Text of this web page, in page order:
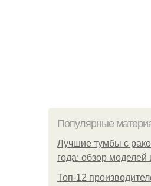
Популярные
Лучшие тумбы с
года: обзор моделей
Топ-12